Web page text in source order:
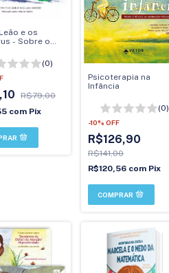
e os
- Sobre o
(0)
R$79,00
com Pix
Psicoterapia na
Infância
(0)
-10% OFF
R$126,90
R$141,00
R$120,56 com Pix